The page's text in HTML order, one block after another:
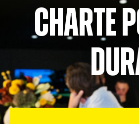
Charte